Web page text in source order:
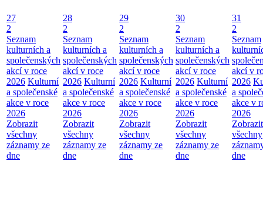
27
2
Seznam
kulturních a
společenských
akcí v roce
2026 Kulturní
a společenské
akce v roce
2026
Zobrazit
všechny
záznamy ze
dne
28
2
Seznam
kulturních a
společenských
akcí v roce
2026 Kulturní
a společenské
akce v roce
2026
Zobrazit
všechny
záznamy ze
dne
29
2
Seznam
kulturních a
společenských
akcí v roce
2026 Kulturní
a společenské
akce v roce
2026
Zobrazit
všechny
záznamy ze
dne
30
2
Seznam
kulturních a
společenských
akcí v roce
2026 Kulturní
a společenské
akce v roce
2026
Zobrazit
všechny
záznamy ze
dne
31
2
Seznam
akcí v
2026
a
akce v
2026
Zobrazit
všechny
dne